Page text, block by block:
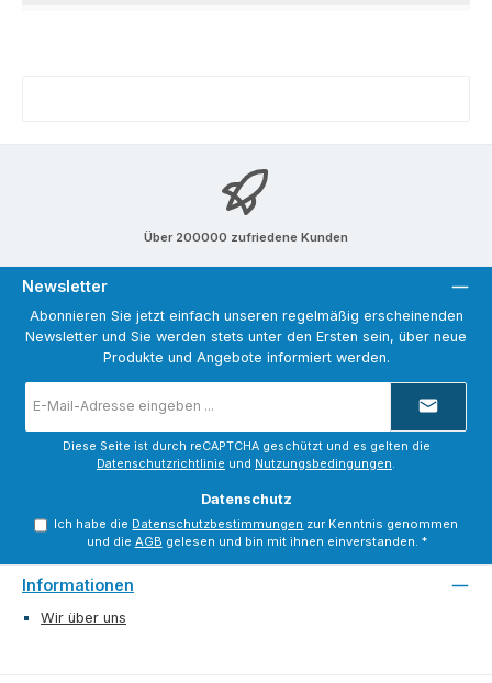
Über 200000 zufriedene Kunden
Newsletter
Abonnieren Sie jetzt einfach unseren regelmäßig erscheinenden
Newsletter und Sie werden stets unter den Ersten sein, über neue
Produkte und Angebote informiert werden.
Mail-
Adresse
Diese Seite ist durch reCAPTCHA geschützt und es gelten die
Datenschutzrichtlinie und Nutzungsbedingungen.
Datenschutz
Ich habe die Datenschutzbestimmungen zur Kenntnis genommen
und die AGB gelesen und bin mit ihnen einverstanden. *
Informationen
Wir über uns